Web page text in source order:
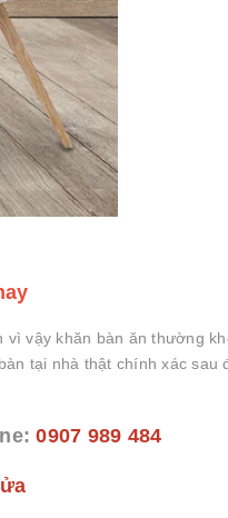
vì vậy khăn bàn ăn thường
tại nhà thật chính xác sau
0907 989 484